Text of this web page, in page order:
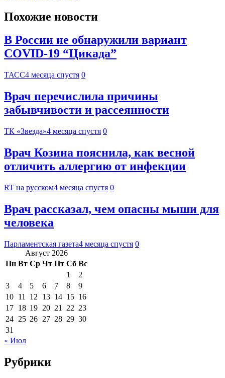
Похожие новости
В России не обнаружили вариант
COVID-19 “Цикада”
ТАСС4 месяца спустя 0
Врач перечислила причины
забывчивости и рассеянности
ТК «Звезда»4 месяца спустя 0
Врач Козина пояснила, как весной
отличить аллергию от инфекции
RT на русском4 месяца спустя 0
Врач рассказал, чем опасны мыши для
человека
Парламентская газета4 месяца спустя 0
Август 2026
Пн Вт Ср Чт Пт Сб Вс
1
2
3
4 5 6 7 8
9
10 11 12 13 14 15 16
17 18 19 20 21 22 23
24 25 26 27 28 29 30
31
« Июл
Рубрики